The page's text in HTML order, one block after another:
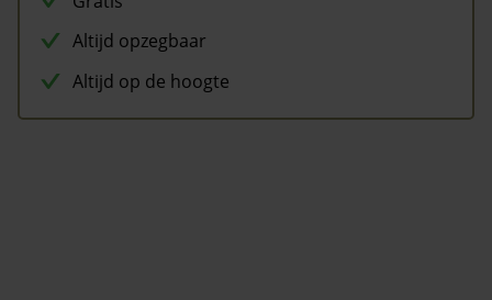
Altijd opzegbaar
Altijd op de hoogte